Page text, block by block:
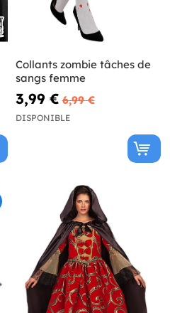
Collants zombie tâches de
sangs femme
3,99 € 6,99 €
DISPONIBLE